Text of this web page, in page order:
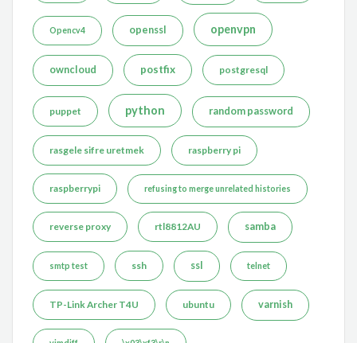
Opencv4 openssl openvpn
owncloud postfix postgresql
puppet python random password
rasgele sifre uretmek raspberry pi
raspberrypi refusing to merge unrelated histories
reverse proxy rtl8812AU samba
smtp test ssh ssl telnet
TP-Link Archer T4U ubuntu varnish